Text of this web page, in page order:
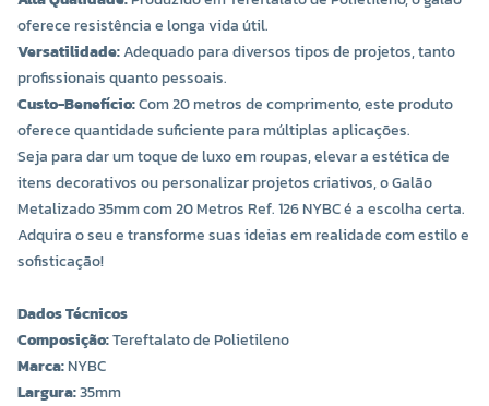
oferece resistência e longa vida útil.
Versatilidade:Adequado para diversos tipos de projetos, tanto
profissionais quanto pessoais.
Custo-Benefício:Com 20 metros de comprimento, este produto
oferece quantidade suficiente para múltiplas aplicações.
Seja para dar um toque de luxo em roupas, elevar a estética de
itens decorativos ou personalizar projetos criativos, o Galão
Metalizado 35mm com 20 Metros Ref. 126 NYBC é a escolha certa.
Adquira o seu e transforme suas ideias em realidade com estilo e
sofisticação!
Dados Técnicos
Composição:Tereftalato de Polietileno
Marca:NYBC
Largura:35mm